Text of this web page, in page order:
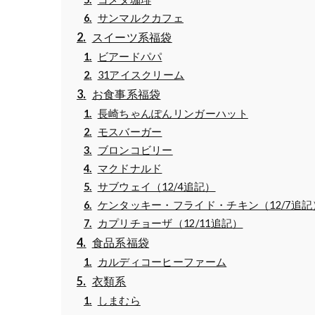
サンマルクカフェ
スイーツ系福袋
ビアードパパ
31アイスクリーム
お食事系福袋
長崎ちゃんぽんリンガーハット
モスバーガー
ブロンコビリー
マクドナルド
サブウェイ（12/4追記）
ケンタッキー・フライド・チキン（12/7追記
カプリチョーザ（12/11追記）
食品系福袋
カルディコーヒーファーム
衣類系
しまむら